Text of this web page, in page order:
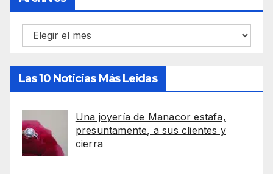
Archivos
Las 10 Noticias Más Leídas
Una joyería de Manacor estafa,
presuntamente, a sus clientes y
cierra